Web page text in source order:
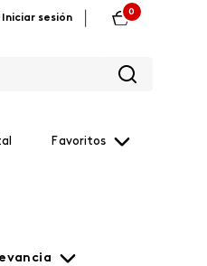
Iniciar sesión
0
Favoritos